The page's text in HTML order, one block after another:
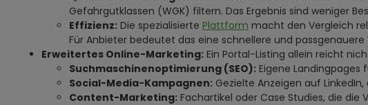
Gefahrgutklassen (WGK) filtern. Das Ergebnis sind weniger
Effizienz: Die spezialisierte Plattform macht den Vergleich
Für Anbieter bedeutet das eine schnellere und
Erweitertes Online-Marketing: Ein Portal-Listing allein reicht
Suchmaschinenoptimierung (SEO): Eigene Landingpages
Social-Media-Kampagnen: Gezielte Anzeigen auf
Content-Marketing: Fachartikel oder Case Studies, die